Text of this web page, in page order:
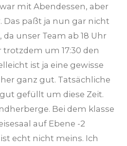
mit Abendessen, aber
Das paßt ja nun gar nicht
unser Team ab 18 Uhr
um 17:30 den
ist ja eine gewisse
ganz gut. Tatsächliche
gefüllt um diese Zeit.
Bei dem klasse
auf Ebene -2
echt nicht meins. Ich